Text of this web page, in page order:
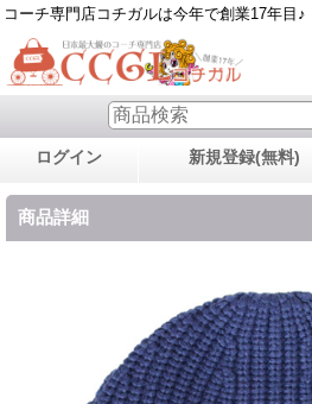
コーチ専門店コチガルは今年で創業17年目♪
ログイン 新規登録(無料)
商品詳細